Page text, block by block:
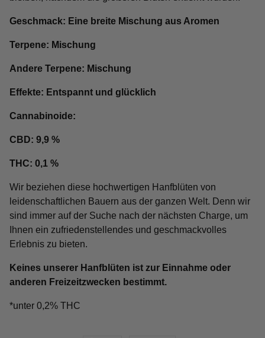
Geschmack: Eine breite Mischung aus Aromen
Terpene: Mischung
Andere Terpene: Mischung
Effekte: Entspannt und glücklich
Cannabinoide:
CBD: 9,9 %
THC: 0,1 %
Wir beziehen diese hochwertigen Hanfblüten von
leidenschaftlichen Bauern aus der ganzen Welt. Denn wir
sind immer auf der Suche nach der nächsten Charge, um
Ihnen ein zufriedenstellendes und geschmackvolles
Erlebnis zu bieten.
Keines unserer Hanfblüten ist zur Einnahme oder
anderen Freizeitzwecken bestimmt.
*unter 0,2% THC